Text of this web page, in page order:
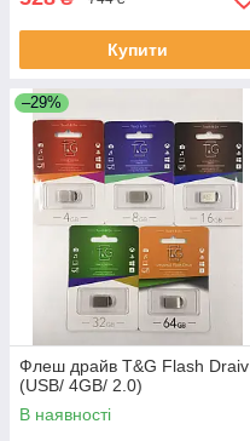
Купити
–29%
Флеш драйв T&G Flash Draiv
(USB/ 4GB/ 2.0)
В наявності